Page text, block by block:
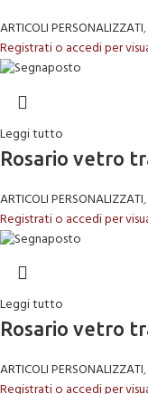
ARTICOLI PERSONALIZZATI,
Registrati o accedi per
Leggi tutto
Rosario vetro
ARTICOLI PERSONALIZZATI,
Registrati o accedi per
Leggi tutto
Rosario vetro
ARTICOLI PERSONALIZZATI,